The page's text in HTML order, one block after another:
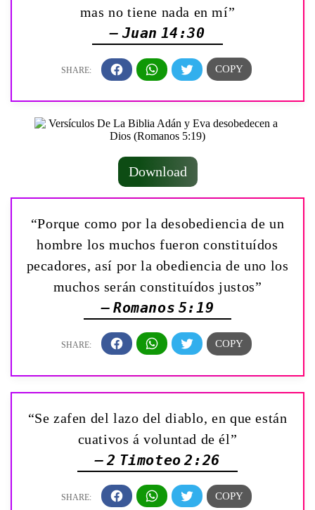
mas no tiene nada en mí”
— Juan 14:30
Download
“Porque como por la desobediencia de un
hombre los muchos fueron constituídos
pecadores, así por la obediencia de uno los
muchos serán constituídos justos”
— Romanos 5:19
“Se zafen del lazo del diablo, en que están
cuativos á voluntad de él”
— 2 Timoteo 2:26